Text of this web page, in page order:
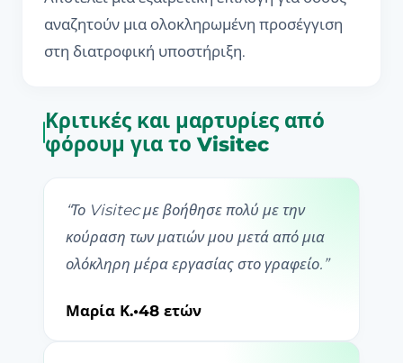
αναζητούν μια ολοκληρωμένη προσέγγιση
στη διατροφική υποστήριξη.
Κριτικές και μαρτυρίες από
φόρουμ για το Visitec
“Το Visitec με βοήθησε πολύ με την
κούραση των ματιών μου μετά από μια
ολόκληρη μέρα εργασίας στο γραφείο. ”
Μαρία Κ.•48 ετών